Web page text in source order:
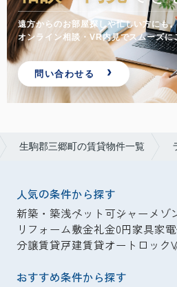
遠方からのお部屋探しや忙しい方にも
オンライン相談・VR内見でスムーズに
問い合わせる
生駒郡三郷町の賃貸物件一覧
人気の条件から探す
新築・築浅ペット可シャーメゾ
リフォーム敷金礼金0円家具家
分譲賃貸戸建賃貸オートロック
おすすめ条件から探す